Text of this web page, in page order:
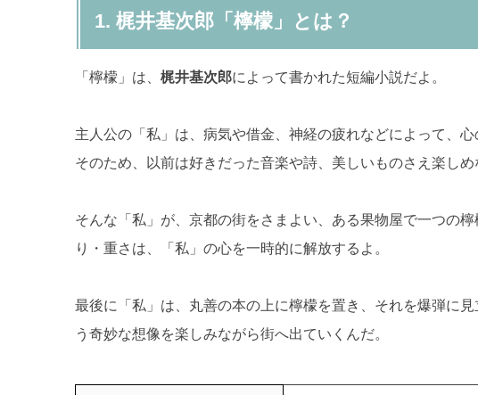
1. 梶井基次郎「檸檬」とは？
「檸檬」は、 梶井基次郎によって書かれた短編小説だよ。
主人公の「私」は、病気や借金、神経の疲れなどによって、
そのため、以前は好きだった音楽や詩、美しいものさえ楽しめ
そんな「私」が、京都の街をさまよい、ある果物屋で一つの
り・重さは、「私」の心を一時的に解放するよ。
最後に「私」は、丸善の本の上に檸檬を置き、それを爆弾に
う奇妙な想像を楽しみながら街へ出ていくんだ。